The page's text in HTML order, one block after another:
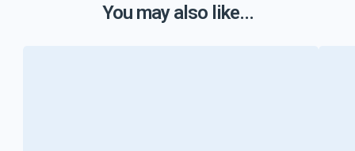
You may also like...